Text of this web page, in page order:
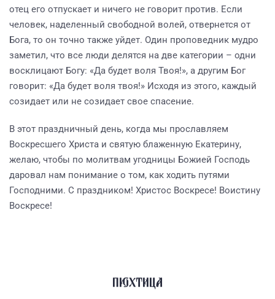
отец его отпускает и ничего не говорит против. Если
человек, наделенный свободной волей, отвернется от
Бога, то он точно также уйдет. Один проповедник мудро
заметил, что все люди делятся на две категории – одни
восклицают Богу: «Да будет воля Твоя!», а другим Бог
говорит: «Да будет воля твоя!» Исходя из этого, каждый
созидает или не созидает свое спасение.
В этот праздничный день, когда мы прославляем
Воскресшего Христа и святую блаженную Екатерину,
желаю, чтобы по молитвам угодницы Божией Господь
даровал нам понимание о том, как ходить путями
Господними. С праздником! Христос Воскресе! Воистину
Воскресе!